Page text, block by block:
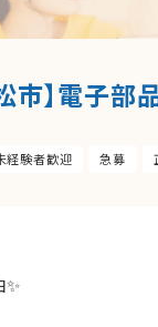
市】電子
経験者歓迎 急募
✨